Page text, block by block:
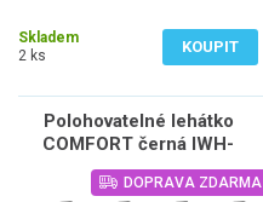
Skladem
2 ks
KOUPIT
Polohovatelné lehátko
COMFORT černá IWH-
10160011 sada 8ks
DOPRAVA ZDARMA